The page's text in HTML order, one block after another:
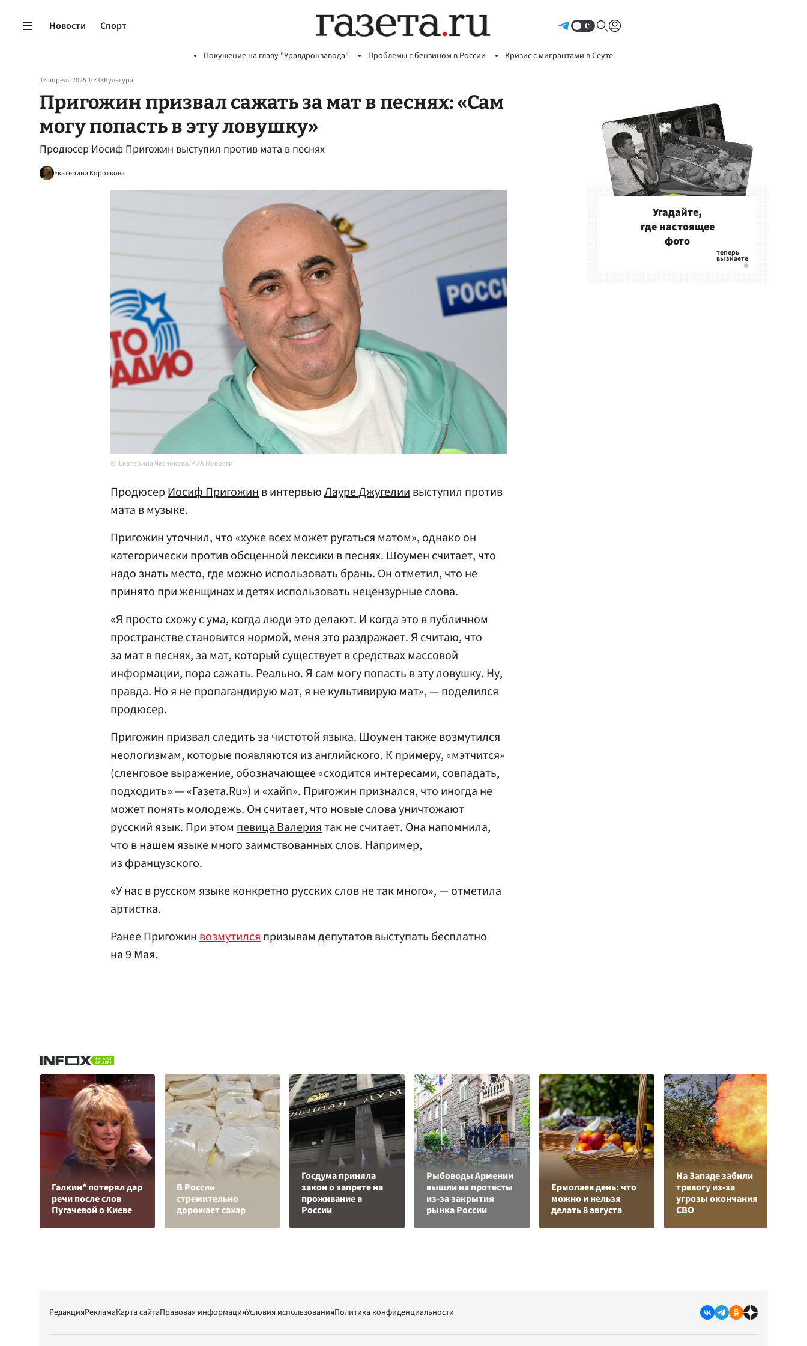
Новости Спорт
Покушение на главу "Уралдронзавода" Проблемы с бензином в России Кризис с мигрантами в Сеуте
16 апреля 2025 10:33Культура
Пригожин призвал сажать за мат в песнях: «Сам
могу попасть в эту ловушку»
Продюсер Иосиф Пригожин выступил против мата в песнях
Екатерина Короткова
Екатерина Чеснокова/РИА Новости
ПродюсерИосиф Пригожинв интервьюЛауре Джугелиивыступил против
мата в музыке.
Пригожин уточнил, что «хуже всех может ругаться матом», однако он
категорически против обсценной лексики в песнях. Шоумен считает, что
надо знать место, где можно использовать брань. Он отметил, что не
принято при женщинах и детях использовать нецензурные слова.
«Я просто схожу с ума, когда люди это делают. И когда это в публичном
пространстве становится нормой, меня это раздражает. Я считаю, что
за мат в песнях, за мат, который существует в средствах массовой
информации, пора сажать. Реально. Я сам могу попасть в эту ловушку. Ну,
правда. Но я не пропагандирую мат, я не культивирую мат», — поделился
продюсер.
Пригожин призвал следить за чистотой языка. Шоумен также возмутился
неологизмам, которые появляются из английского. К примеру, «мэтчится»
(сленговое выражение, обозначающее «сходится интересами, совпадать,
подходить» — «Газета.Ru») и «хайп». Пригожин признался, что иногда не
может понять молодежь. Он считает, что новые слова уничтожают
русский язык. При этом певица Валериятак не считает. Она напомнила,
что в нашем языке много заимствованных слов. Например,
из французского.
«У нас в русском языке конкретно русских слов не так много», — отметила
артистка.
Ранее Пригожинвозмутилсяпризывам депутатов выступать бесплатно
на 9 Мая.
Угадайте,
где настоящее
фото
Галкин* потерял дар
речи после слов
Пугачевой о Киеве
В России
стремительно
дорожает сахар
Госдума приняла
закон о запрете на
проживание в
России
Рыбоводы Армении
вышли на протесты
из-за закрытия
рынка России
Ермолаев день: что
можно и нельзя
делать 8 августа
На Западе забили
тревогу из-за
угрозы окончания
СВО
РедакцияРекламаКарта сайтаПравовая информацияУсловия использованияПолитика конфиденциальности